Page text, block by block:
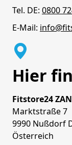
Tel. DE: 0800
E-Mail:
Hier
Fitstore24
Marktstraße 7
9990 Nußdorf
Österreich